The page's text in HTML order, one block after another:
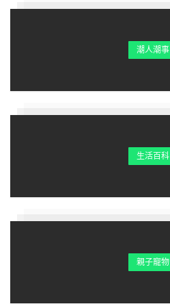
潮人潮事
生活百科
親子寵物